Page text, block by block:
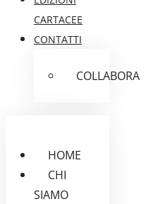
CARTACEE
CONTATTI
COLLABORA
HOME
CHI
SIAMO